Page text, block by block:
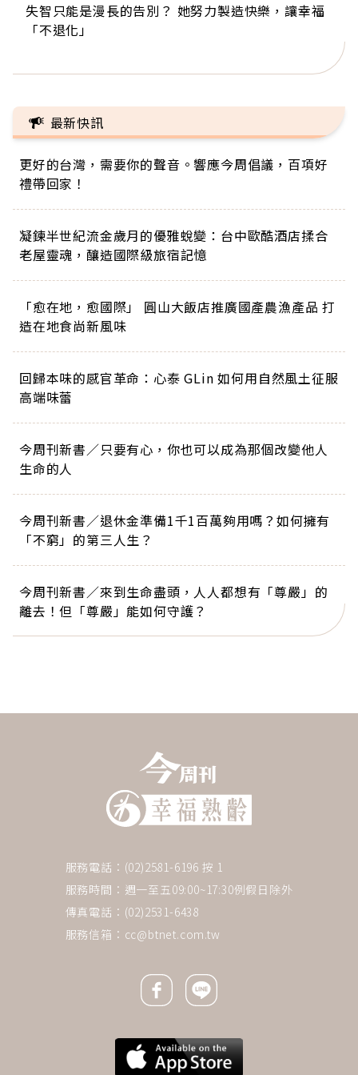
失智只能是漫長的告別？ 她努力製造快樂，讓幸福
「不退化」
來自剛果的巧克力神父 為台灣奉獻36年 「台灣是我
的家，我連作夢都講台語！」
63歲卸矽谷副總、搬回台灣找快樂！「蛋黃哥小
丑」走進安養院，逗樂上萬爺奶：退休後才開始真
104歲打破金氏世界紀錄 成為全球最年長羽球選
手，分享長壽的秘密原來是「這個」
事業巔峰他選擇追夢…黑手阿伯拉小提琴還登上小
巨蛋！連CNN都大讚！
最新快訊
更好的台灣，需要你的聲音。響應今周倡議，百項好
禮帶回家！
凝鍊半世紀流金歲月的優雅蛻變：台中歐酷酒店揉合
老屋靈魂，釀造國際級旅宿記憶
「愈在地，愈國際」 圓山大飯店推廣國產農漁產品 打
造在地食尚新風味
回歸本味的感官革命：心泰 GLin 如何用自然風土征服
高端味蕾
今周刊新書／只要有心，你也可以成為那個改變他人
生命的人
今周刊新書／退休金準備1千1百萬夠用嗎？如何擁有
「不窮」的第三人生？
今周刊新書／來到生命盡頭，人人都想有「尊嚴」的
離去！但「尊嚴」能如何守護？
服務電話：(02)2581-6196 按 1
服務時間：週一至五09:00~17:30例假日除外
傳真電話：(02)2531-6438
服務信箱： cc@btnet.com.tw
Facebook icon
Line icon